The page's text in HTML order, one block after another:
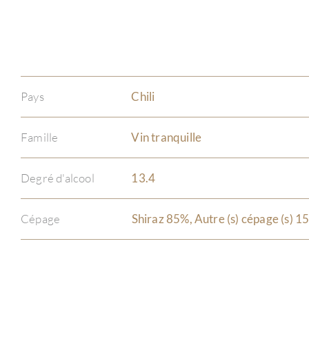
Pays Chili
Famille Vin tranquille
Degré d'alcool 13.4
Cépage Shiraz 85%, Autre (s) cépage (s)